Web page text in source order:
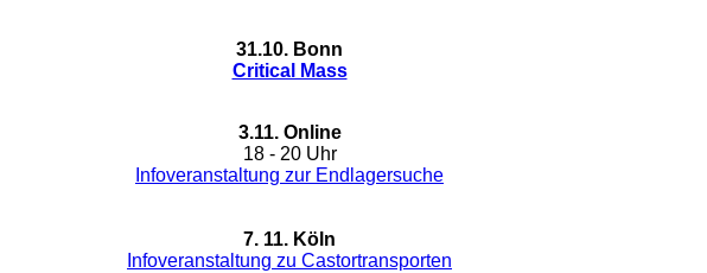
31.10. Bonn
Critical Mass
3.11. Online
18 - 20 Uhr
Infoveranstaltung zur Endlagersuche
7. 11. Köln
Infoveranstaltung zu Castortransporten